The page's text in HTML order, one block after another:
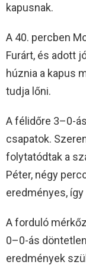
kapusnak.
A 40. percben
Furárt, és adott
húznia a kapus
tudja lőni.
A félidőre 3–0-
csapatok.
folytatódtak a
Péter, négy
eredményes,
A forduló
0–0-ás
eredmények